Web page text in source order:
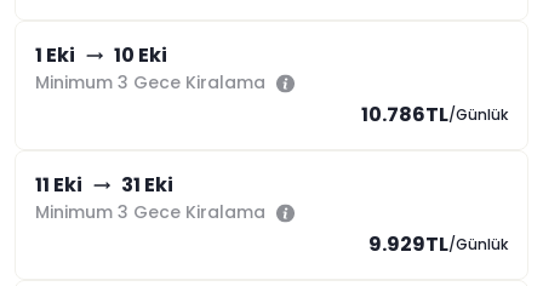
1 Eki 10 Eki
Minimum 3 Gece Kiralama
10.786TL/Günlük
11 Eki 31 Eki
Minimum 3 Gece Kiralama
9.929TL/Günlük